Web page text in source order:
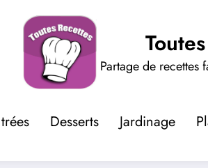
Partage de recettes
Desserts Jardinage